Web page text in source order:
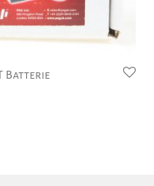
Batterie